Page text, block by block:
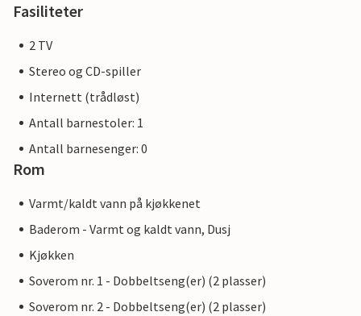
Fasiliteter
2 TV
Stereo og CD-spiller
Internett (trådløst)
Antall barnestoler: 1
Antall barnesenger: 0
Rom
Varmt/kaldt vann på kjøkkenet
Baderom - Varmt og kaldt vann, Dusj
Kjøkken
Soverom nr. 1 - Dobbeltseng(er) (2 plasser)
Soverom nr. 2 - Dobbeltseng(er) (2 plasser)